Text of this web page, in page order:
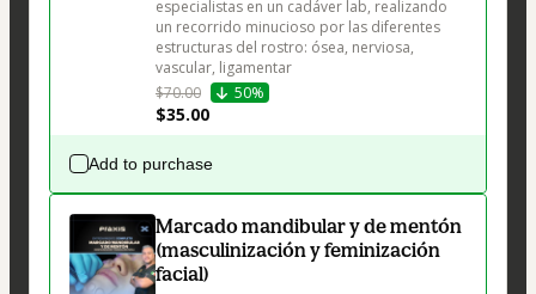
especialistas en un cadáver lab, realizando
un recorrido minucioso por las diferentes
estructuras del rostro: ósea, nerviosa,
vascular, ligamentar
$70.00
50%
$35.00
Add to purchase
Marcado mandibular y de mentón
(masculinización y feminización
facial)